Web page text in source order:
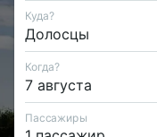
Куда?
Когда?
Пассажиры